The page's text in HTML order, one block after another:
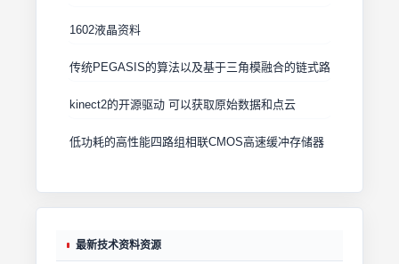
1602液晶资料
传统PEGASIS的算法以及基于三角模融合的链式路由的改进。
kinect2的开源驱动 可以获取原始数据和点云
低功耗的高性能四路组相联CMOS高速缓冲存储器
最新技术资料资源